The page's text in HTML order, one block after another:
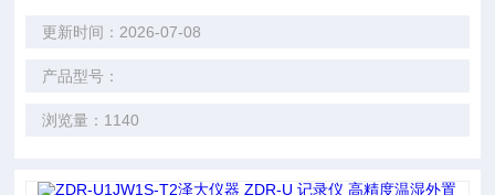
更新时间：2026-07-08
产品型号：
浏览量：1140